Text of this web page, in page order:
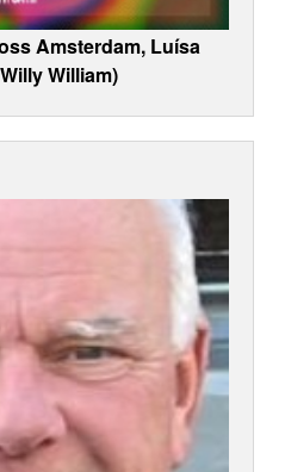
Amsterdam, Luísa
William)